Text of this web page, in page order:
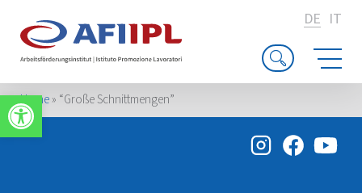
Werkzeugleiste öffnen
DE IT
Home» “Große Schnittmengen”